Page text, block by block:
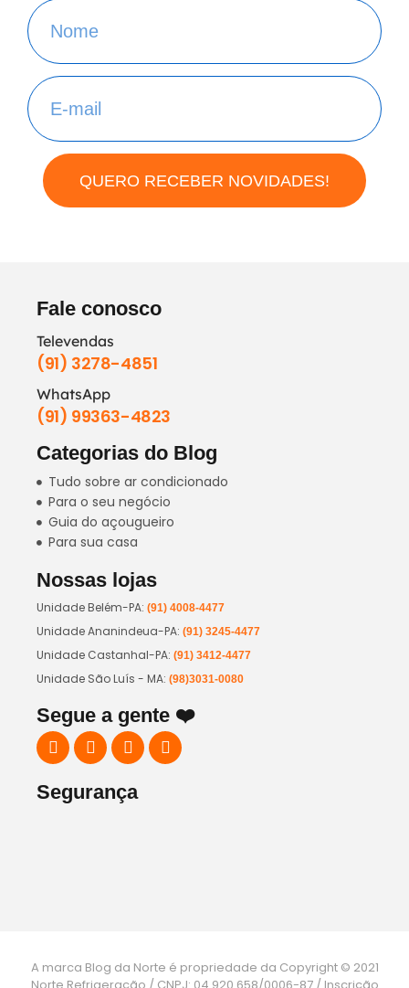
QUERO RECEBER NOVIDADES!
Fale conosco
Televendas
(91) 3278-4851
WhatsApp
(91) 99363-4823
Categorias do Blog
Tudo sobre ar condicionado
Para o seu negócio
Guia do açougueiro
Para sua casa
Nossas lojas
Unidade Belém-PA: (91) 4008-4477
Unidade Ananindeua-PA: (91) 3245-4477
Unidade Castanhal-PA: (91) 3412-4477
Unidade São Luís - MA: (98)3031-0080
Segue a gente ❤️
Segurança
A marca Blog da Norte é propriedade da Copyright © 2021